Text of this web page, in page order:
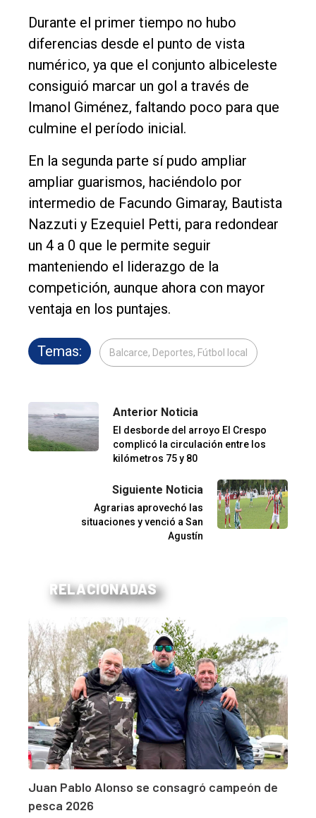
Empresa
Nosotros
Contacto
Durante el primer tiempo no hubo
diferencias desde el punto de vista
numérico, ya que el conjunto albiceleste
consiguió marcar un gol a través de
Imanol Giménez, faltando poco para que
culmine el período inicial.
En la segunda parte sí pudo ampliar
ampliar guarismos, haciéndolo por
intermedio de Facundo Gimaray, Bautista
Nazzuti y Ezequiel Petti, para redondear
un 4 a 0 que le permite seguir
manteniendo el liderazgo de la
competición, aunque ahora con mayor
ventaja en los puntajes.
Temas: Balcarce, Deportes, Fútbol local
Anterior Noticia
El desborde del arroyo El Crespo
complicó la circulación entre los
kilómetros 75 y 80
Siguiente Noticia
Agrarias aprovechó las
situaciones y venció a San
Agustín
RELACIONADAS
Juan Pablo Alonso se consagró campeón de
pesca 2026